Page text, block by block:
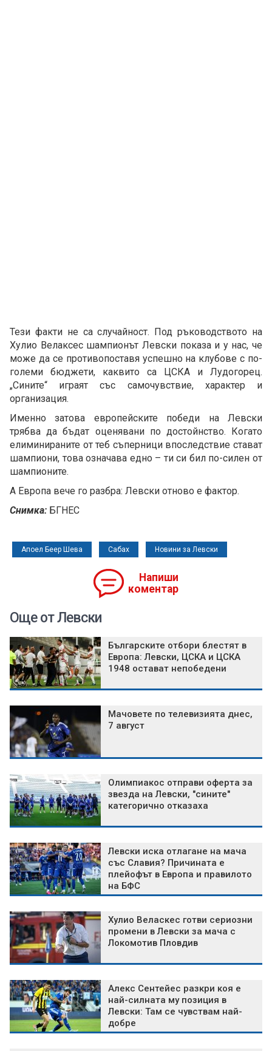
Тези факти не са случайност. Под ръководството на
Хулио Велаксес шампионът Левски показа и у нас, че
може да се противопоставя успешно на клубове с по-
големи бюджети, каквито са ЦСКА и Лудогорец.
„Сините“ играят със самочувствие, характер и
организация.
Именно затова европейските победи на Левски
трябва да бъдат оценявани по достойнство. Когато
елиминираните от теб съперници впоследствие стават
шампиони, това означава едно – ти си бил по-силен от
шампионите.
А Европа вече го разбра: Левски отново е фактор.
Снимка: БГНЕС
Апоел Беер Шева Сабах Новини за Левски
Напиши
коментар
Още от Левски
Българските отбори блестят в
Европа: Левски, ЦСКА и ЦСКА
1948 остават непобедени
Мачовете по телевизията днес,
7 август
Олимпиакос отправи оферта за
звезда на Левски, "сините"
категорично отказаха
Левски иска отлагане на мача
със Славия? Причината е
плейофът в Европа и правилото
на БФС
Хулио Веласкес готви сериозни
промени в Левски за мача с
Локомотив Пловдив
Алекс Сентейес разкри коя е
най-силната му позиция в
Левски: Там се чувствам най-
добре